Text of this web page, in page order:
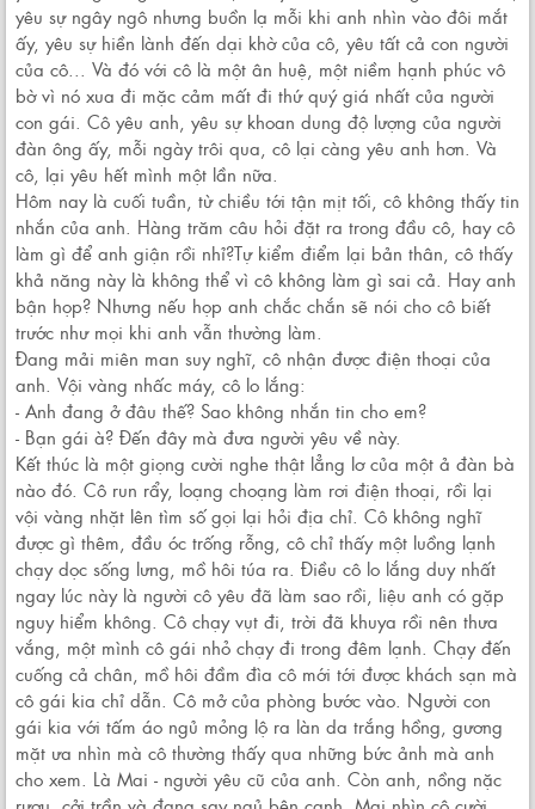
yêu sự ngây ngô nhưng buồn lạ mỗi khi anh nhìn vào đôi mắt
ấy, yêu sự hiền lành đến dại khờ của cô, yêu tất cả con người
của cô... Và đó với cô là một ân huệ, một niềm hạnh phúc vô
bờ vì nó xua đi mặc cảm mất đi thứ quý giá nhất của người
con gái. Cô yêu anh, yêu sự khoan dung độ lượng của người
đàn ông ấy, mỗi ngày trôi qua, cô lại càng yêu anh hơn. Và
cô, lại yêu hết mình một lần nữa.
Hôm nay là cuối tuần, từ chiều tới tận mịt tối, cô không thấy tin
nhắn của anh. Hàng trăm câu hỏi đặt ra trong đầu cô, hay cô
làm gì để anh giận rồi nhỉ?Tự kiểm điểm lại bản thân, cô thấy
khả năng này là không thể vì cô không làm gì sai cả. Hay anh
bận họp? Nhưng nếu họp anh chắc chắn sẽ nói cho cô biết
trước như mọi khi anh vẫn thường làm.
Đang mải miên man suy nghĩ, cô nhận được điện thoại của
anh. Vội vàng nhấc máy, cô lo lắng:
- Anh đang ở đâu thế? Sao không nhắn tin cho em?
- Bạn gái à? Đến đây mà đưa người yêu về này.
Kết thúc là một giọng cười nghe thật lẳng lơ của một ả đàn bà
nào đó. Cô run rẩy, loạng choạng làm rơi điện thoại, rồi lại
vội vàng nhặt lên tìm số gọi lại hỏi địa chỉ. Cô không nghĩ
được gì thêm, đầu óc trống rỗng, cô chỉ thấy một luồng lạnh
chạy dọc sống lưng, mồ hôi túa ra. Điều cô lo lắng duy nhất
ngay lúc này là người cô yêu đã làm sao rồi, liệu anh có gặp
nguy hiểm không. Cô chạy vụt đi, trời đã khuya rồi nên thưa
vắng, một mình cô gái nhỏ chạy đi trong đêm lạnh. Chạy đến
cuống cả chân, mồ hôi đầm đìa cô mới tới được khách sạn mà
cô gái kia chỉ dẫn. Cô mở của phòng bước vào. Người con
gái kia với tấm áo ngủ mỏng lộ ra làn da trắng hồng, gương
mặt ưa nhìn mà cô thường thấy qua những bức ảnh mà anh
cho xem. Là Mai - người yêu cũ của anh. Còn anh, nồng nặc